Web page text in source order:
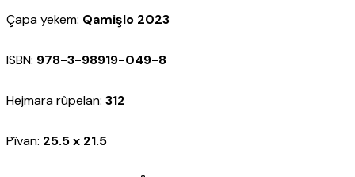
Çapa yekem: Qamişlo 2023
ISBN: 978-3-98919-049-8
Hejmara rûpelan: 312
Pîvan: 25.5 x 21.5